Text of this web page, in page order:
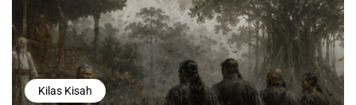
Kilas Kisah